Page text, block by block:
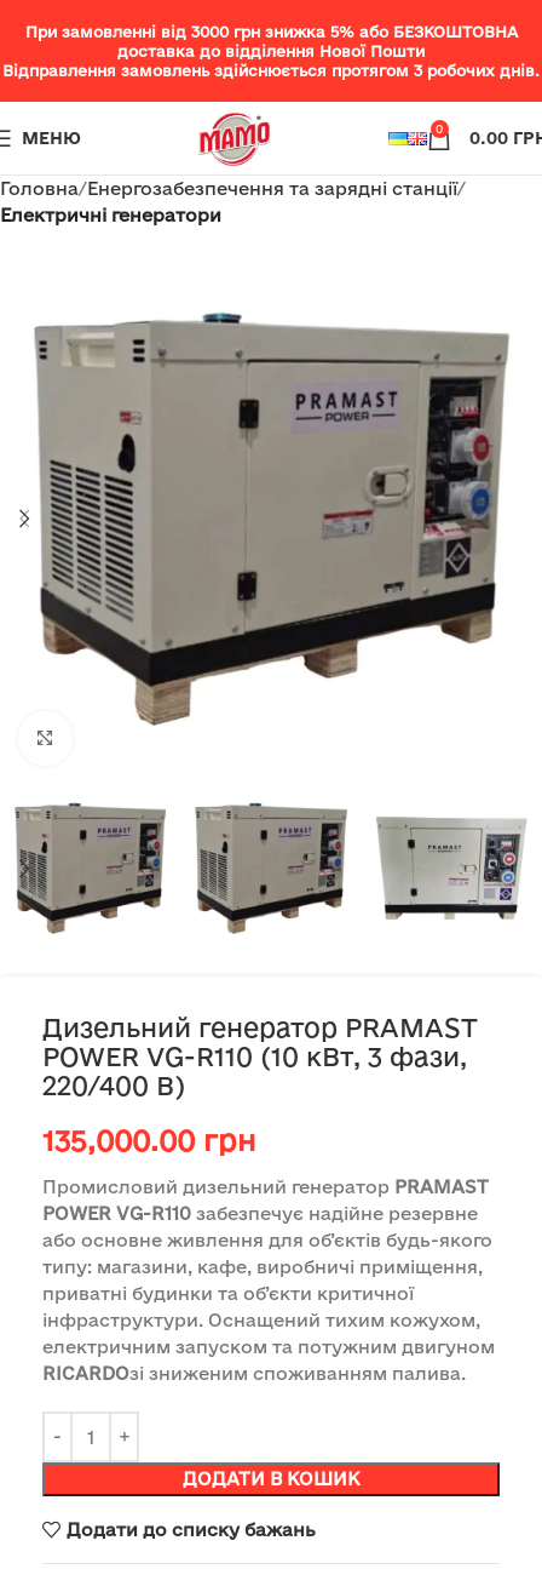
При замовленні від 3000 грн знижка 5% або БЕЗКОШТОВНА
доставка до відділення Нової Пошти
Відправлення замовлень здійснюється протягом 3 робочих днів.
МЕНЮ 0 0.00
Головна Енергозабезпечення та зарядні станції
Електричні генератори
Дизельний генератор PRAMAST
POWER VG-R110 (10 кВт, 3 фази,
220/400 В)
135,000.00 грн
Промисловий дизельний генератор PRAMAST
POWER VG-R110 забезпечує надійне резервне
або основне живлення для об’єктів будь-якого
типу: магазини, кафе, виробничі приміщення,
приватні будинки та об’єкти критичної
інфраструктури. Оснащений тихим кожухом,
електричним запуском та потужним двигуном
RICARDOзі зниженим споживанням палива.
ДОДАТИ В КОШИК
Додати до списку бажань